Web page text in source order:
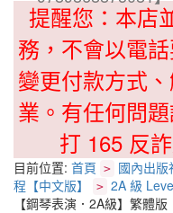
提醒您：本店
務，不會以電
變更付款方式
業。有任何問
打 165 反
目前位置: 首頁 > 國內出版
程【中文版】
> 2A 級
【鋼琴表演．2A級】繁體版